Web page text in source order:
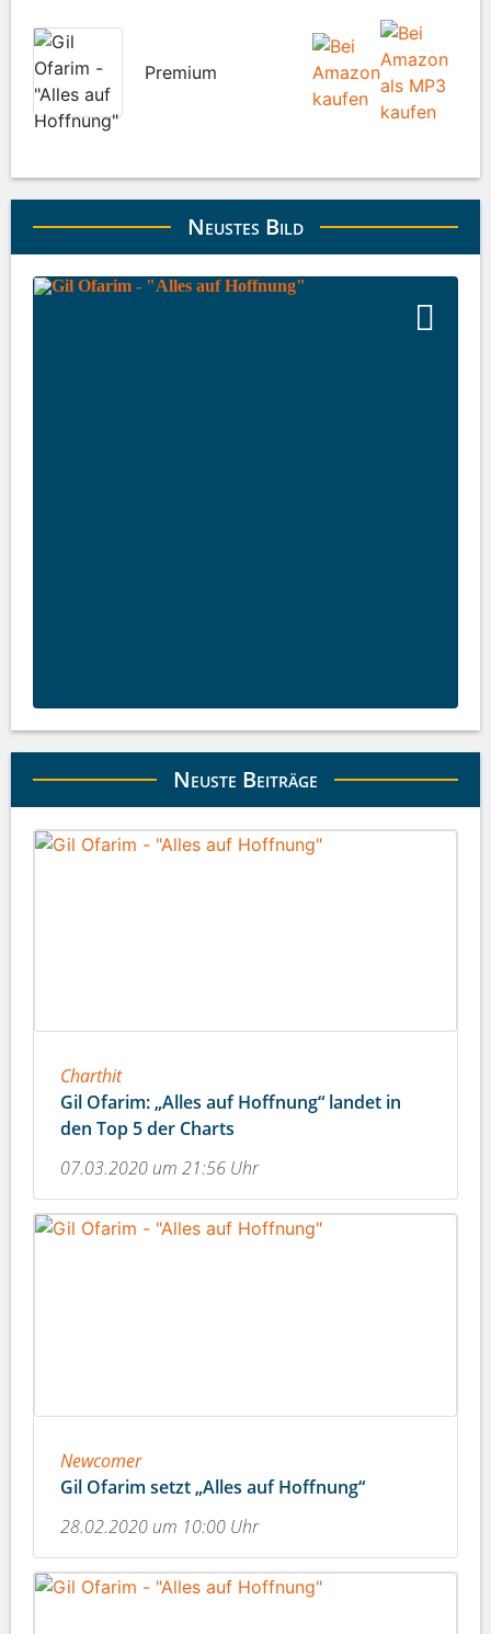
Premium
Neustes Bild
Neuste Beiträge
Charthit
Gil Ofarim: „Alles auf Hoffnung“ landet in
den Top 5 der Charts
07.03.2020 um 21:56 Uhr
Newcomer
Gil Ofarim setzt „Alles auf Hoffnung“
28.02.2020 um 10:00 Uhr